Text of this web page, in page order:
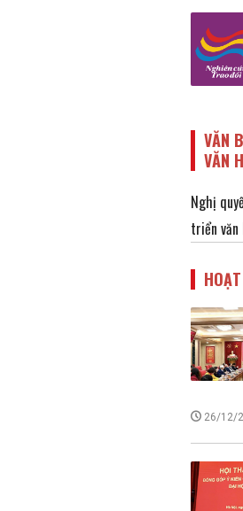
VĂN
VĂN
Nghị
triển văn
26/12/